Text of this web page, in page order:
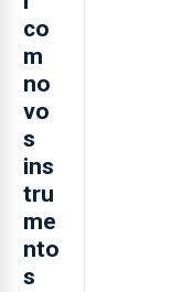
co
m
no
vo
s
ins
tru
me
nto
s